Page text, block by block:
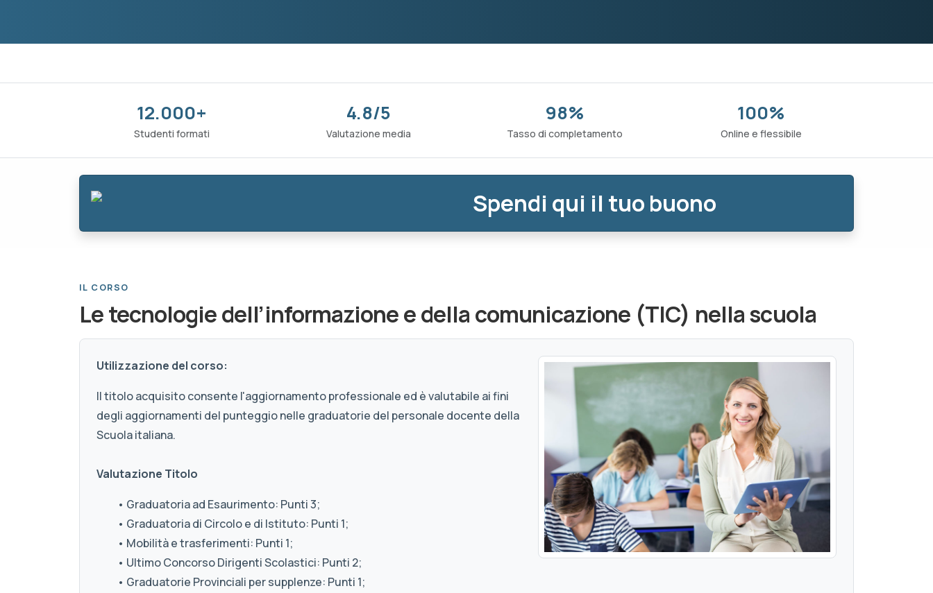
12.000+
Studenti formati
4.8/5
Valutazione media
98%
Tasso di completamento
100%
Online e flessibile
Spendi qui il tuo buono
IL CORSO
Le tecnologie dell’informazione e della comunicazione (TIC) nella scuola
Utilizzazione del corso:
Il titolo acquisito consente l'aggiornamento professionale ed è valutabile ai fini
degli aggiornamenti del punteggio nelle graduatorie del personale docente della
Scuola italiana.
Valutazione Titolo
• Graduatoria ad Esaurimento: Punti 3;
• Graduatoria di Circolo e di Istituto: Punti 1;
• Mobilità e trasferimenti: Punti 1;
• Ultimo Concorso Dirigenti Scolastici: Punti 2;
• Graduatorie Provinciali per supplenze: Punti 1;